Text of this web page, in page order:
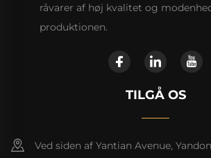
råvarer af høj kvalitet og
produktionen.
TILGÅ OS
Ved siden af Yantian Avenue,